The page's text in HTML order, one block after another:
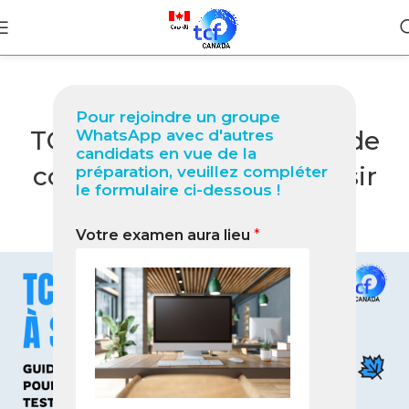
Pour rejoindre un groupe
WhatsApp avec d'autres
candidats en vue de la
préparation, veuillez compléter
le formulaire ci-dessous !
Votre examen aura lieu *
BLOG
TCF Québec à Sanya Guide
complet 2026 pour réussir
NabilOn janvier 29, 2026